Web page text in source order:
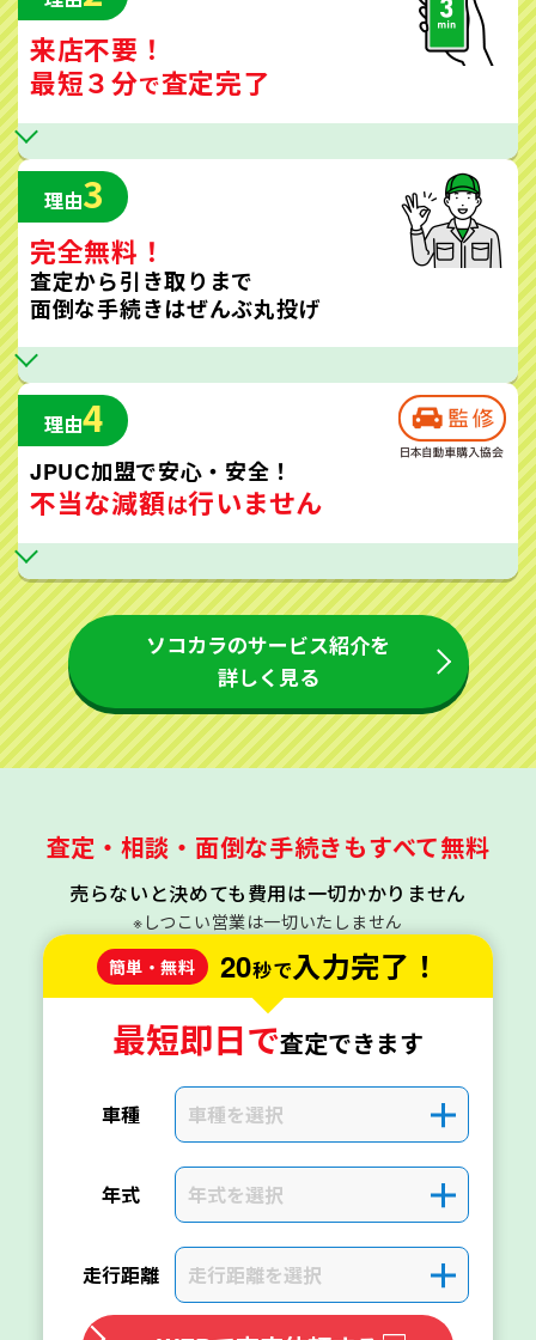
来店不要！
最短３分で査定完了
理由3
完全無料！
査定から引き取りまで
面倒な手続きはぜんぶ丸投げ
理由4
JPUC加盟で安心・安全！
不当な減額は行いません
ソコカラのサービス紹介を
詳しく見る
査定・相談・面倒な手続きもすべて無料
売らないと決めても費用は一切かかりません
※しつこい営業は一切いたしません
簡単・無料
20秒で入力完了！
最短即日で査定できます
車種 車種を選択 ＋
年式 年式を選択 ＋
走行距離 走行距離を選択 ＋